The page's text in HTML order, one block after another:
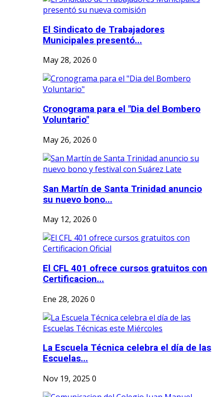
El Sindicato de Trabajadores
Municipales presentó...
May 28, 2026 0
Cronograma para el "Dia del Bombero
Voluntario"
May 26, 2026 0
San Martín de Santa Trinidad anuncio
su nuevo bono...
May 12, 2026 0
El CFL 401 ofrece cursos gratuitos con
Certificacion...
Ene 28, 2026 0
La Escuela Técnica celebra el día de las
Escuelas...
Nov 19, 2025 0